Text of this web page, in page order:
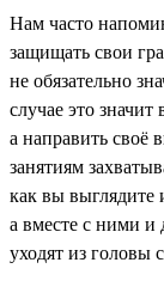
Нам часто
защищать свои
не обязательно
случае это значит
а направить своё
занятиям
как вы
а вместе с ними и
уходят из головы